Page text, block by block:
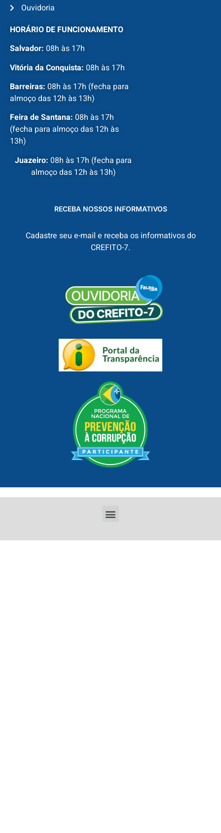
Ouvidoria
HORÁRIO DE FUNCIONAMENTO
Salvador: 08h às 17h
Vitória da Conquista: 08h às 17h
Barreiras: 08h às 17h (fecha para
almoço das 12h às 13h)
Feira de Santana: 08h às 17h
(fecha para almoço das 12h às
13h)
Juazeiro: 08h às 17h (fecha para
almoço das 12h às 13h)
RECEBA NOSSOS INFORMATIVOS
Cadastre seu e-mail e receba os informativos do
CREFITO-7.